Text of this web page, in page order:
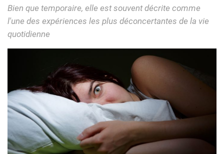
Bien que temporaire, elle est souvent décrite comme
l'une des expériences les plus déconcertantes de la vie
quotidienne